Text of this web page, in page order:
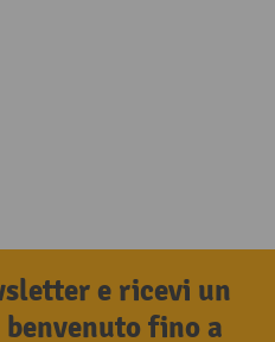
e ricevi un
fino a